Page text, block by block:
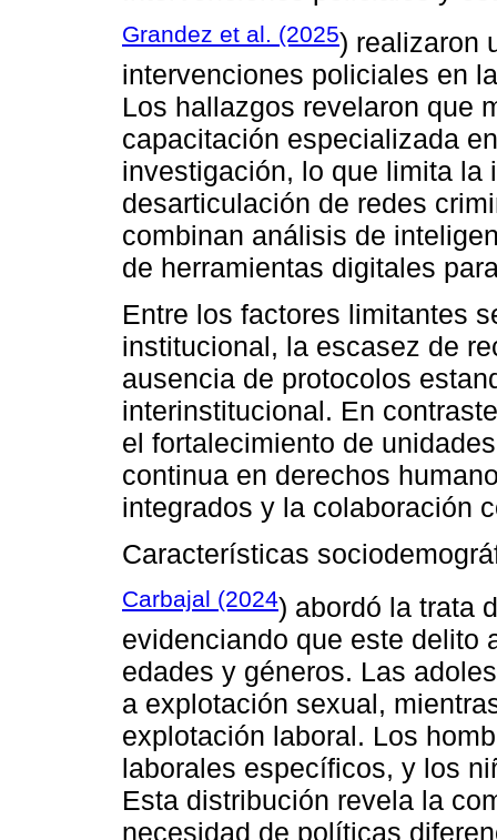
Grandez et al. (2025) realizaron
intervenciones policiales en
Los hallazgos revelaron que
capacitación especializada
investigación, lo que limita
desarticulación de redes
combinan análisis de
de herramientas digitales
Entre los factores limitantes
institucional, la escasez de
ausencia de protocolos
interinstitucional. En
el fortalecimiento de
continua en derechos
integrados y la colaboración
Características
Carbajal (2024) abordó la trata
evidenciando que este delito
edades y géneros. Las
a explotación sexual,
explotación laboral. Los
laborales específicos, y los
Esta distribución revela la
necesidad de políticas